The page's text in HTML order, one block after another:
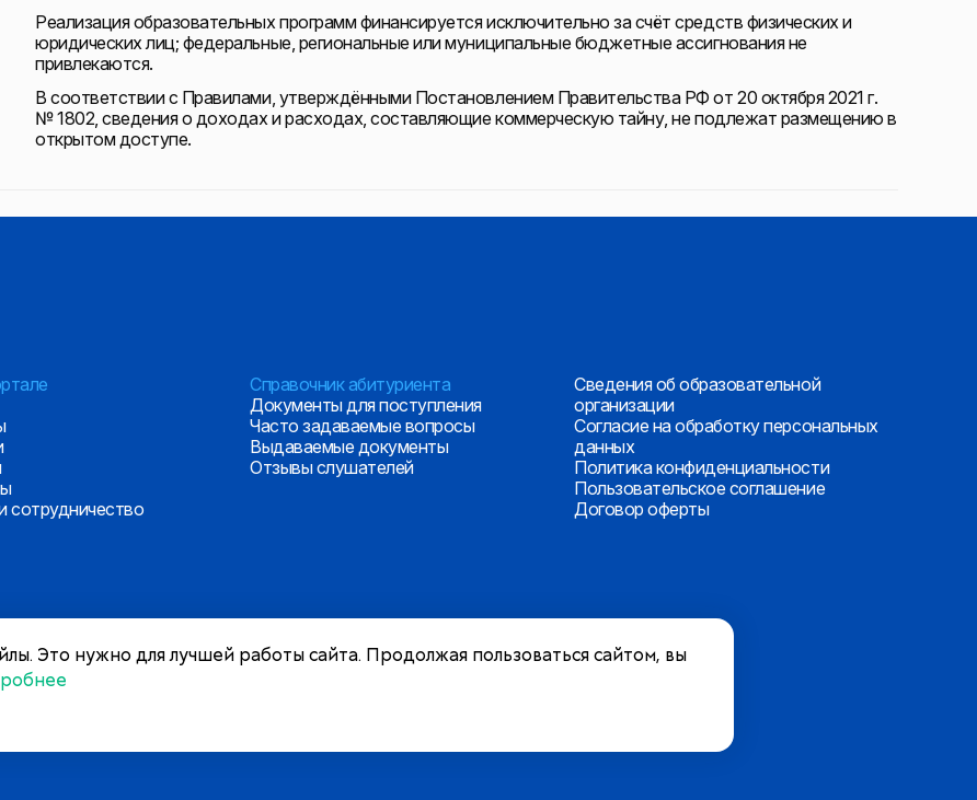
Реализация образовательных программ финансируется исключительно за счёт средств физических и
юридических лиц; федеральные, региональные или муниципальные бюджетные ассигнования не
привлекаются.
В соответствии с Правилами, утверждёнными Постановлением Правительства РФ от 20 октября 2021 г.
№ 1802, сведения о доходах и расходах, составляющие коммерческую тайну, не подлежат размещению в
открытом доступе.
сотрудничество
Справочник абитуриента
Документы для поступления
Часто задаваемые вопросы
Выдаваемые документы
Отзывы слушателей
Сведения об образовательной
организации
Согласие на обработку персональных
данных
Политика конфиденциальности
Пользовательское соглашение
Договор оферты
Это нужно для лучшей работы сайта. Продолжая пользоваться сайтом, вы